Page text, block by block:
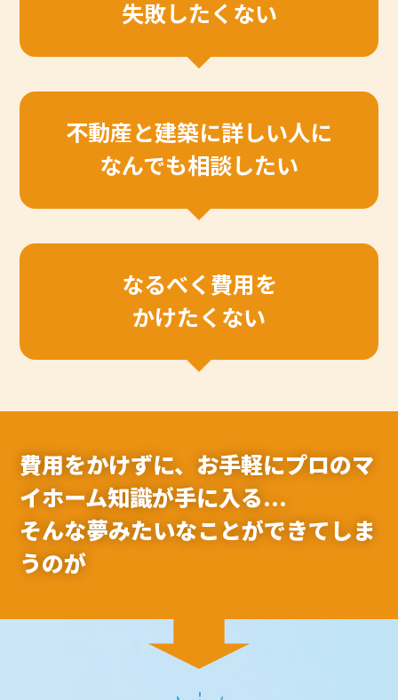
失敗したくない
不動産と建築に詳しい人に
なんでも相談したい
なるべく費用を
かけたくない
費用をかけずに、お手軽にプロのマ
イホーム知識が手に入る…
そんな夢みたいなことができてしま
うのが